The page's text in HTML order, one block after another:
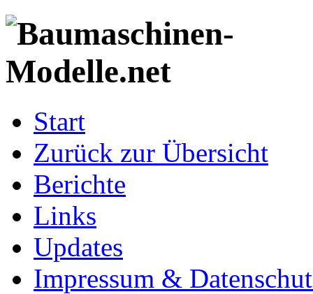
Start
Zurück zur Übersicht
Berichte
Links
Updates
Impressum &